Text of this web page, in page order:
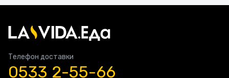
Телефон доставки
0533 2-55-66